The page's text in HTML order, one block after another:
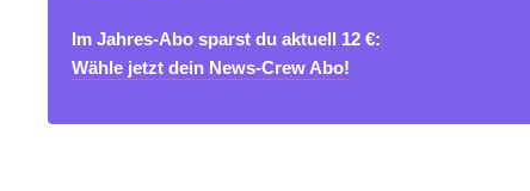
Im Jahres-Abo sparst du aktuell 12 €:
Wähle jetzt dein News-Crew Abo!